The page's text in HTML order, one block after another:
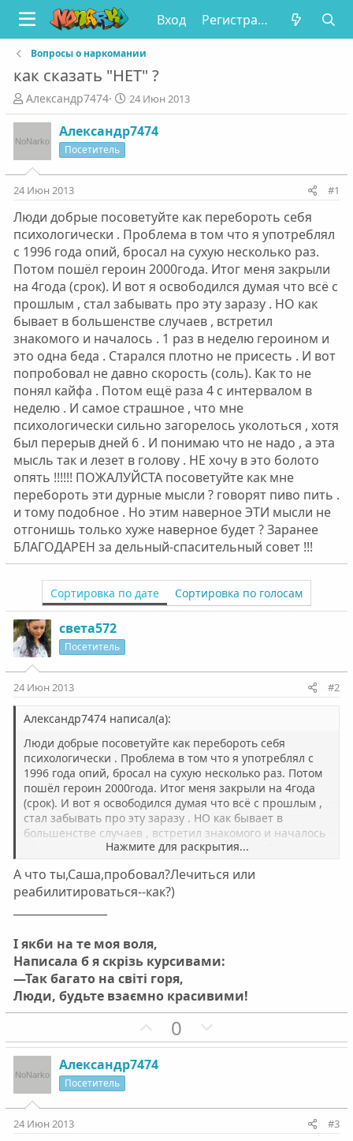
Вход Регистрация
Вопросы о наркомании
как сказать "НЕТ" ?
А
в
т
о
р
т
е
ы
Александр7474
Д
а
т
а
л
а
24 Июн 2013
Александр7474
Посетитель
24 Июн 2013 #1
Люди добрые посоветуйте как перебороть себя
психологически . Проблема в том что я употреблял
с 1996 года опий, бросал на сухую несколько раз.
Потом пошёл героин 2000года. Итог меня закрыли
на 4года (срок). И вот я освободился думая что всё с
прошлым , стал забывать про эту заразу . НО как
бывает в большенстве случаев , встретил
знакомого и началось . 1 раз в неделю героином и
это одна беда . Старался плотно не присесть . И вот
попробовал не давно скорость (соль). Как то не
понял кайфа . Потом ещё раза 4 с интервалом в
неделю . И самое страшное , что мне
психологически сильно загорелось уколоться , хотя
был перерыв дней 6 . И понимаю что не надо , а эта
мысль так и лезет в голову . НЕ хочу в это болото
опять !!!!!! ПОЖАЛУЙСТА посоветуйте как мне
перебороть эти дурные мысли ? говорят пиво пить .
и тому подобное . Но этим наверное ЭТИ мысли не
отгонишь только хуже наверное будет ? Заранее
БЛАГОДАРЕН за дельный-спасительный совет !!!
Сортировка по дате Сортировка по голосам
света572
Посетитель
24 Июн 2013 #2
Александр7474 написал(а):
Люди добрые посоветуйте как перебороть себя
психологически . Проблема в том что я употреблял с
1996 года опий, бросал на сухую несколько раз. Потом
пошёл героин 2000года. Итог меня закрыли на 4года
(срок). И вот я освободился думая что всё с прошлым ,
стал забывать про эту заразу . НО как бывает в
большенстве случаев , встретил знакомого и началось
. 1 раз в неделю героином и это одна беда . Старался
скорость (соль). Как то не понял кайфа . Потом ещё
раза 4 с интервалом в неделю . И самое страшное , что
мысль так и лезет в голову . НЕ хочу в это болото опять
!!!!!! ПОЖАЛУЙСТА посоветуйте как мне перебороть эти
дурные мысли ? говорят пиво пить . и тому подобное .
Но этим наверное ЭТИ мысли не отгонишь только хуже
наверное будет ? Заранее БЛАГОДАРЕН за дельный-
спасительный совет !!!
Нажмите для раскрытия...
А что ты,Саша,пробовал?Лечиться или
реабилитироваться--как?)
І якби на те моя воля,
Написала б я скрізь курсивами:
—Так багато на світі горя,
Люди, будьте взаємно красивими!
П
о
з
т
0
е
т
Александр7474
Посетитель
24 Июн 2013 #3